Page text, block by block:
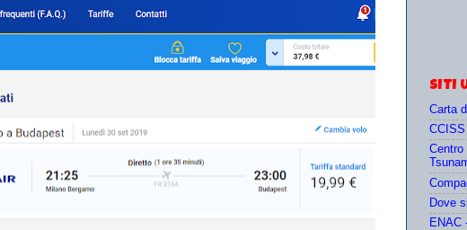
SITI
Carta
Centro
Dove
ENAC